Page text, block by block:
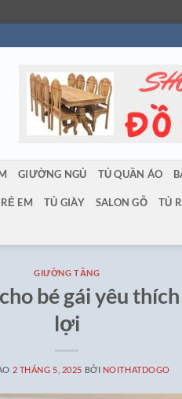
GIƯỜNG NGỦ TỦ QUẦN ÁO
EM TỦ GIÀY SALON GỖ TỦ
GIƯỜNG TẦNG
bé gái yêu
lợi
2 THÁNG 5, 2025 BỞI NOITHATDOGO